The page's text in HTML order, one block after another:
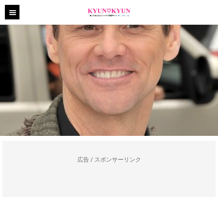
広告 / スポンサーリンク